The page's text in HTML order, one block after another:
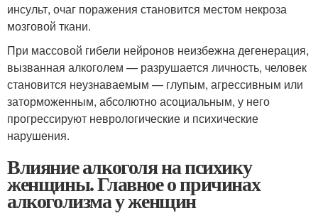
инсульт, очаг поражения становится местом некроза
мозговой ткани.
При массовой гибели нейронов неизбежна дегенерация,
вызванная алкоголем — разрушается личность, человек
становится неузнаваемым — глупым, агрессивным или
заторможенным, абсолютно асоциальным, у него
прогрессируют неврологические и психические
нарушения.
Влияние алкоголя на психику
женщины. Главное о причинах
алкоголизма у женщин